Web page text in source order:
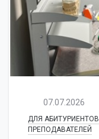
07.07.2026
ДЛЯ АБИТУРИЕНТОВ
ПРЕПОДАВАТЕЛЕЙ